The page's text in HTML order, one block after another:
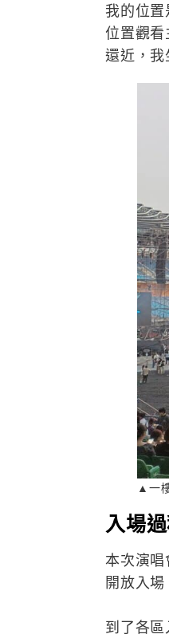
我的位
位置觀
還近，我
▲一
入場
本次演
開放入
到了各